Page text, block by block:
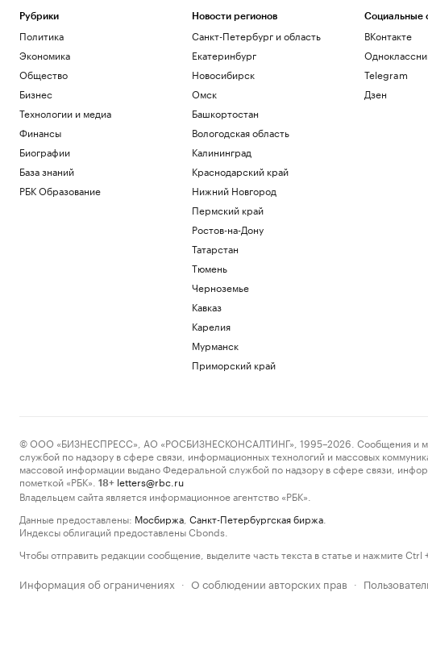
Рубрики
Политика
Экономика
Общество
Бизнес
Технологии и медиа
Финансы
Биографии
База знаний
РБК Образование
Новости регионов
Санкт-Петербург и область
Екатеринбург
Новосибирск
Омск
Башкортостан
Вологодская область
Калининград
Краснодарский край
Нижний Новгород
Пермский край
Ростов-на-Дону
Татарстан
Тюмень
Черноземье
Кавказ
Карелия
Мурманск
Приморский край
Социальные
ВКонтакте
Telegram
Дзен
© ООО «БИЗНЕСПРЕСС», АО «РОСБИЗНЕСКОНСАЛТИНГ», 1995–2026. Сообщения и
службой по надзору в сфере связи, информационных технологий и массовых
массовой информации выдано Федеральной службой по надзору в сфере связи,
пометкой «РБК».
18+ letters@rbc.ru
Владельцем сайта является информационное агентство «РБК».
Данные предоставлены: Мосбиржа Санкт-Петербургская биржа
Индексы облигаций предоставлены Cbonds.
Чтобы отправить редакции сообщение, выделите часть текста в статье и нажмите Ctrl
Информация об ограничениях · О соблюдении авторских прав ·